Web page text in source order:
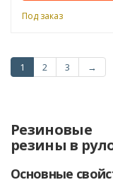
Под заказ
1 2 3 →
резины в
Основные